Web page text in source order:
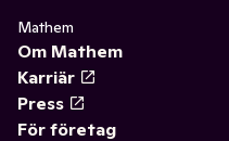
Mathem
Om Mathem
Karriär
Press
För företag